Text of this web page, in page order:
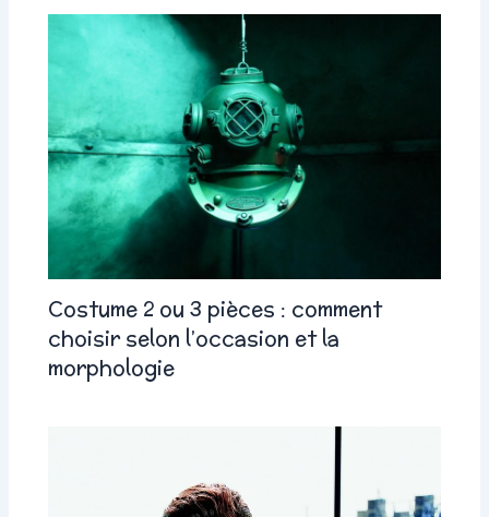
Costume 2 ou 3 pièces : comment
choisir selon l’occasion et la
morphologie